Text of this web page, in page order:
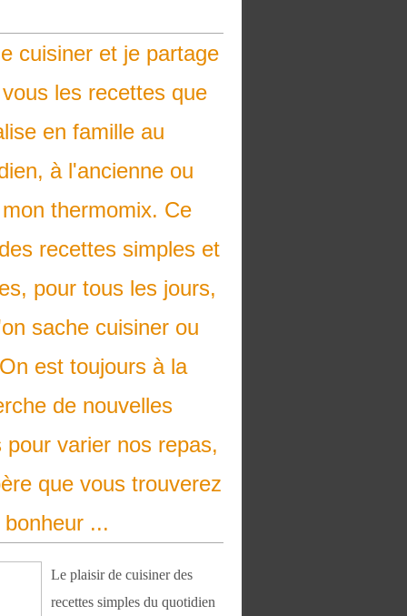
cuisiner et je partage
les recettes que
en famille au
à l'ancienne ou
thermomix. Ce
recettes simples et
pour tous les jours,
sache cuisiner ou
est toujours à la
de nouvelles
pour varier nos repas,
que vous trouverez
...
Le plaisir de cuisiner des
recettes simples du quotidien